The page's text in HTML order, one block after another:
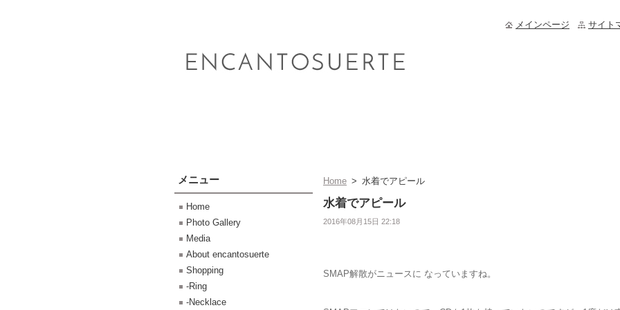
Home > 水着でアピール
水着でアピール
2016年08月15日 22:18
SMAP解散がニュースに なっていますね。
メニュー
Home
Photo Gallery
Media
About encantosuerte
Shopping
-Ring
-Necklace
メインページ サイト